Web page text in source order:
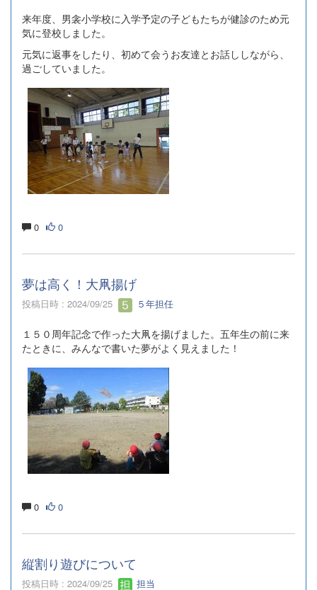
来年度、男衾小学校に入学予定の子どもたちが健診のため元
気に登校しました。
元気に返事をしたり、初めて会うお友達とお話ししながら、
過ごしていました。
0 0
夢は高く！大凧揚げ
投稿日時 : 2024/09/25 ５年担任
１５０周年記念で作った大凧を揚げました。五年生の前に来
たときに、みんなで書いた夢がよく見えました！
0 0
縦割り遊びについて
投稿日時 : 2024/09/25 担当